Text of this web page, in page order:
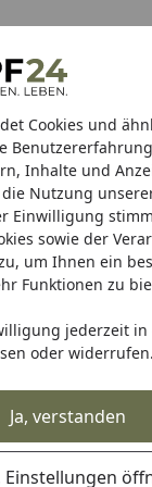
Cookies und
Inhalte und
Nutzung
Einwilligung
sowie der
um Ihnen ein
Funktionen zu
jederzeit in
oder widerrufen.
Ja, verstanden
Einstellungen
Store
gratis
bis
Baustoffe